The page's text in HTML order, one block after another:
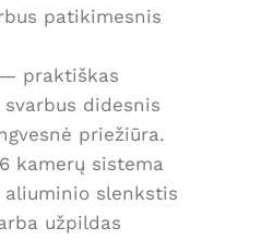
patikimesnis
— praktiškas
didesnis
priežiūra.
kamerų sistema
slenkstis
užpildas